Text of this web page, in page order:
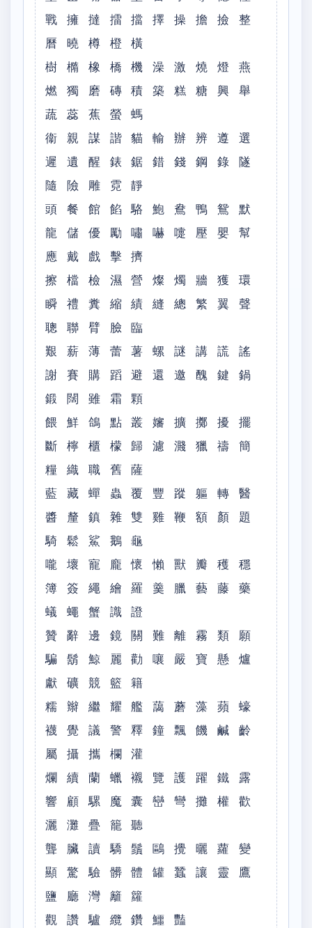
戰 擁 撻 擂 擋 擇 操 擔 撿 整
曆 曉 樽 橙 橫
樹 橢 橡 橋 機 澡 激 燒 燈 燕
燃 獨 磨 磚 積 築 糕 糖 興 舉
蔬 蕊 蕉 螢 螞
衞 親 謀 諧 貓 輸 辦 辨 遵 選
遲 遺 醒 錶 鋸 錯 錢 鋼 錄 隧
隨 險 雕 霓 靜
頭 餐 館 餡 駱 鮑 鴦 鴨 鴛 默
龍 儲 優 勵 嘯 嚇 嚏 壓 嬰 幫
應 戴 戲 擊 擠
擦 檔 檢 濕 營 燦 燭 牆 獲 環
瞬 禮 糞 縮 績 縫 總 繁 翼 聲
聰 聯 臂 臉 臨
艱 薪 薄 蕾 薯 螺 謎 講 謊 謠
謝 賽 購 蹈 避 還 邀 醜 鍵 鍋
鍛 闊 雖 霜 顆
餵 鮮 鴿 點 叢 嬸 擴 擲 擾 擺
斷 檸 櫃 檬 歸 濾 濺 獵 禱 簡
糧 織 職 舊 薩
藍 藏 蟬 蟲 覆 豐 蹤 軀 轉 醫
醬 釐 鎮 雜 雙 雞 鞭 額 顏 題
騎 鬆 鯊 鵝 龜
嚨 壞 寵 龐 懷 懶 獸 瓣 穫 穩
簿 簽 繩 繪 羅 羹 臘 藝 藤 藥
蟻 蠅 蟹 識 證
贊 辭 邊 鏡 關 難 離 霧 類 願
騙 鬍 鯨 麗 勸 嚷 嚴 寶 懸 爐
獻 礦 競 籃 籍
糯 辮 繼 耀 艦 藹 蘑 藻 蘋 蠔
襪 覺 議 警 釋 鐘 飄 饑 鹹 齡
屬 攝 攜 欄 灌
爛 續 蘭 蠟 襯 覽 護 躍 鐵 露
響 顧 騾 魔 囊 巒 彎 攤 權 歡
灑 灘 疊 籠 聽
聾 臟 讀 驕 鬚 鷗 攪 曬 蘿 變
顯 驚 驗 髒 體 罐 蠶 讓 靈 鷹
鹽 廳 灣 籬 籮
觀 讚 驢 纜 鑽 鱷 豔